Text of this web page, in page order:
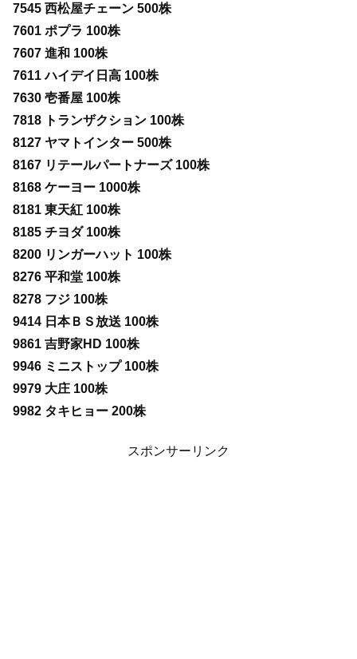
7545 西松屋チェーン 500株
7601 ポプラ 100株
7607 進和 100株
7611 ハイデイ日高 100株
7630 壱番屋 100株
7818 トランザクション 100株
8127 ヤマトインター 500株
8167 リテールパートナーズ 100株
8168 ケーヨー 1000株
8181 東天紅 100株
8185 チヨダ 100株
8200 リンガーハット 100株
8276 平和堂 100株
8278 フジ 100株
9414 日本ＢＳ放送 100株
9861 吉野家HD 100株
9946 ミニストップ 100株
9979 大庄 100株
9982 タキヒョー 200株
スポンサーリンク